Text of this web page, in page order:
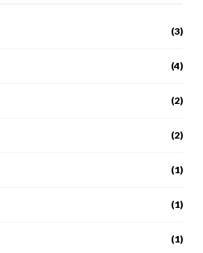
(3)
(4)
(2)
(2)
(1)
(1)
(1)